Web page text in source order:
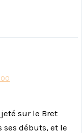
sur le Bret
ses débuts, et le